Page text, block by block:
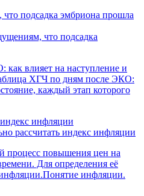
что подсадка
влияет на наступление и
ХГЧ по дням после ЭКО:
каждый этап которого
рассчитать индекс инфляции
процесс повышения цен на
Для определения её
инфляции.